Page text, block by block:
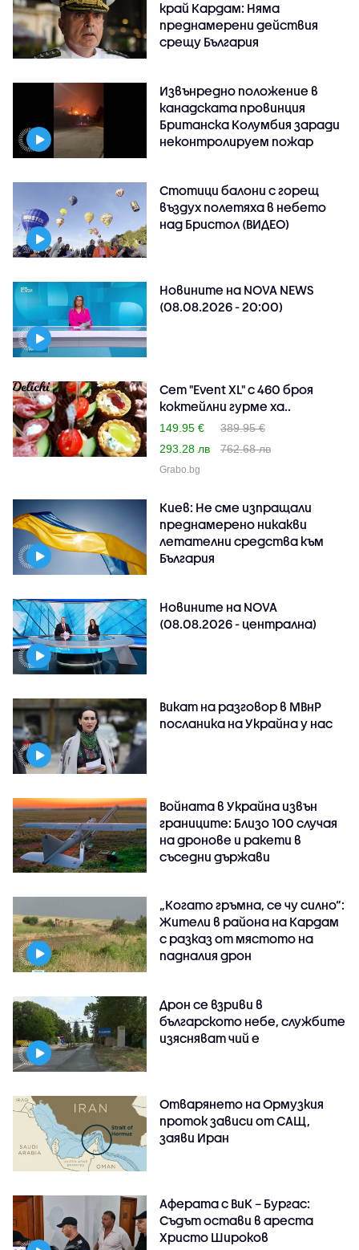
край Кардам: Няма
преднамерени действия
срещу България
Извънредно положение в
канадската провинция
Британска Колумбия заради
неконтролируем пожар
Стотици балони с горещ
въздух полетяха в небето
над Бристол (ВИДЕО)
Новините на NOVA NEWS
(08.08.2026 - 20:00)
Сет "Event XL" с 460 броя
коктейлни гурме ха..
149.95 €
389.95 €
293.28 лв
762.68 лв
Grabo.bg
Киев: Не сме изпращали
преднамерено никакви
летателни средства към
България
Новините на NOVA
(08.08.2026 - централна)
Викат на разговор в МВнР
посланика на Украйна у нас
Войната в Украйна извън
границите: Близо 100 случая
на дронове и ракети в
съседни държави
„Когато гръмна, се чу силно“:
Жители в района на Кардам
с разказ от мястото на
падналия дрон
Дрон се взриви в
българското небе, службите
изясняват чий е
Отварянето на Ормузкия
проток зависи от САЩ,
заяви Иран
Аферата с ВиК – Бургас:
Съдът остави в ареста
Христо Широков